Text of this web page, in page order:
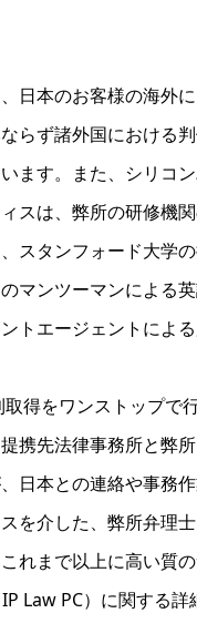
日本のお客様の海外
らず諸外国における
ます。また、シリコ
スは、弊所の研修機
スタンフォード大学
マンツーマンによる
トエージェントによ
得をワンストップで
携先法律事務所と弊
日本との連絡や事務
を介した、弊所弁理
れまで以上に高い質
Law PC）に関する詳